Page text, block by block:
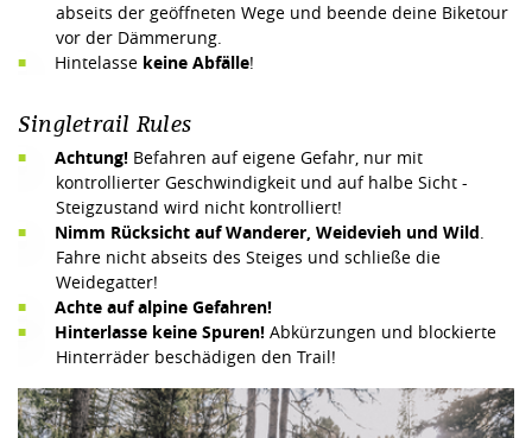
abseits der geöffneten Wege und beende deine Biketour
vor der Dämmerung.
Hintelasse keine Abfälle!
Singletrail Rules
Achtung! Befahren auf eigene Gefahr, nur mit
kontrollierter Geschwindigkeit und auf halbe Sicht -
Steigzustand wird nicht kontrolliert!
Nimm Rücksicht auf Wanderer, Weidevieh und Wild.
Fahre nicht abseits des Steiges und schließe die
Weidegatter!
Achte auf alpine Gefahren!
Hinterlasse keine Spuren! Abkürzungen und blockierte
Hinterräder beschädigen den Trail!